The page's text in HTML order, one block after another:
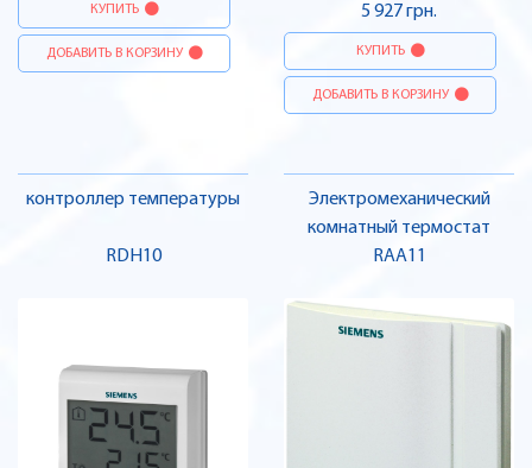
КУПИТЬ
ДОБАВИТЬ В КОРЗИНУ
5 927 грн.
КУПИТЬ
ДОБАВИТЬ В КОРЗИНУ
контроллер температуры
RDH10
Электромеханический
комнатный термостат
RAA11